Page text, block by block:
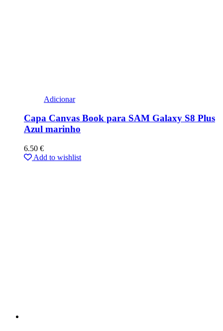
Adicionar
Capa Canvas Book para SAM Galaxy S8 Plus
Azul marinho
6.50 €
Add to wishlist